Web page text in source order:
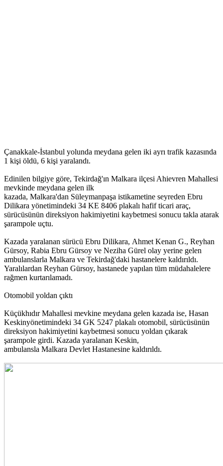
Çanakkale-İstanbul yolunda meydana gelen iki ayrı trafik kazasında
1 kişi öldü, 6 kişi yaralandı.
Edinilen bilgiye göre, Tekirdağ'ın Malkara ilçesi Ahievren Mahallesi
mevkinde meydana gelen ilk
kazada, Malkara'dan Süleymanpaşa istikametine seyreden Ebru
Dilikara yönetimindeki 34 KE 8406 plakalı hafif ticari araç,
sürücüsünün direksiyon hakimiyetini kaybetmesi sonucu takla atarak
şarampole uçtu.
Kazada yaralanan sürücü Ebru Dilikara, Ahmet Kenan G., Reyhan
Gürsoy, Rabia Ebru Gürsoy ve Neziha Gürel olay yerine gelen
ambulanslarla Malkara ve Tekirdağ'daki hastanelere kaldırıldı.
Yaralılardan Reyhan Gürsoy, hastanede yapılan tüm müdahalelere
rağmen kurtarılamadı.
Otomobil yoldan çıktı
Küçükhıdır Mahallesi mevkine meydana gelen kazada ise, Hasan
Keskinyönetimindeki 34 GK 5247 plakalı otomobil, sürücüsünün
direksiyon hakimiyetini kaybetmesi sonucu yoldan çıkarak
şarampole girdi. Kazada yaralanan Keskin,
ambulansla Malkara Devlet Hastanesine kaldırıldı.